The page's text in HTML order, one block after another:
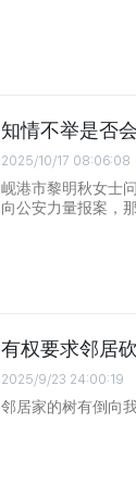
知情不举是否
2025/10/17 08:06:08
岘港市黎明秋女士
向公安力量报案，
有权要求邻居
2025/9/23 24:00:19
邻居家的树有倒向